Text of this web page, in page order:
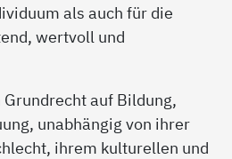
als auch für die
wertvoll und
auf Bildung,
unabhängig von ihrer
ihrem kulturellen und